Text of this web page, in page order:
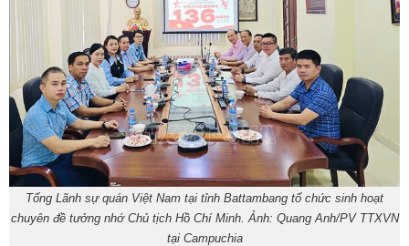
Tổng Lãnh sự quán Việt Nam tại tỉnh Battambang tổ chức sinh hoạt
chuyên đề tưởng nhớ Chủ tịch Hồ Chí Minh. Ảnh: Quang Anh/PV TTXVN
tại Campuchia